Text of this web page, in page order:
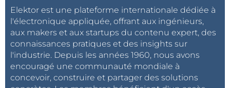
Elektor est une plateforme internationale dédiée à
l'électronique appliquée, offrant aux ingénieurs,
aux makers et aux startups du contenu expert, des
connaissances pratiques et des insights sur
l'industrie. Depuis les années 1960, nous avons
encouragé une communauté mondiale à
concevoir, construire et partager des solutions